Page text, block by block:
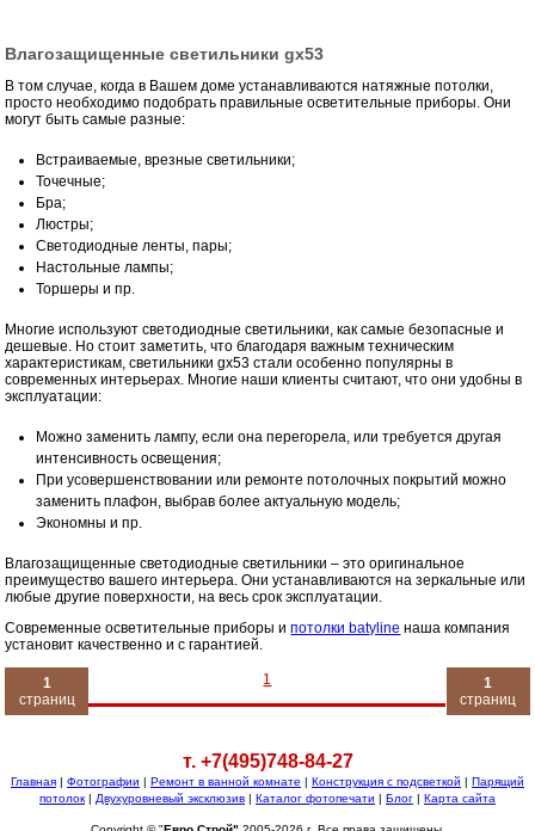
Влагозащищенные светильники gx53
В том случае, когда в Вашем доме устанавливаются натяжные потолки,
просто необходимо подобрать правильные осветительные приборы. Они
могут быть самые разные:
Встраиваемые, врезные светильники;
Точечные;
Бра;
Люстры;
Светодиодные ленты, пары;
Настольные лампы;
Торшеры и пр.
Многие используют светодиодные светильники, как самые безопасные и
дешевые. Но стоит заметить, что благодаря важным техническим
характеристикам, светильники gx53 стали особенно популярны в
современных интерьерах. Многие наши клиенты считают, что они удобны в
эксплуатации:
Можно заменить лампу, если она перегорела, или требуется другая
интенсивность освещения;
При усовершенствовании или ремонте потолочных покрытий можно
заменить плафон, выбрав более актуальную модель;
Экономны и пр.
Влагозащищенные светодиодные светильники – это оригинальное
преимущество вашего интерьера. Они устанавливаются на зеркальные или
любые другие поверхности, на весь срок эксплуатации.
Современные осветительные приборы ипотолки batyline наша компания
установит качественно и с гарантией.
1
страниц
1
страниц
1
т. +7(495)748-84-27
Главная | Фотографии | Ремонт в ванной комнате | Конструкция с подсветкой | Парящий
потолок | Двухуровневый эксклюзив | Каталог фотопечати | Блог | Карта сайта